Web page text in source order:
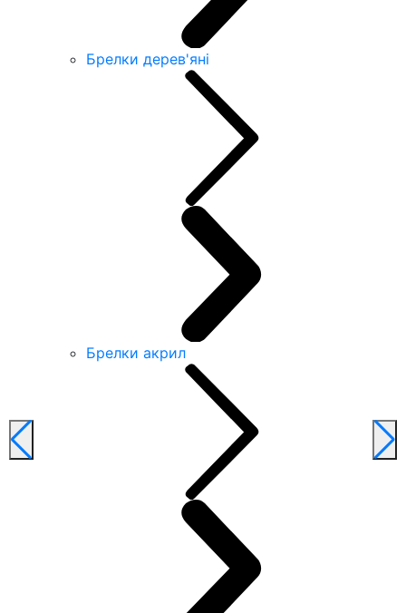
Брелки дерев'яні
Брелки акрил